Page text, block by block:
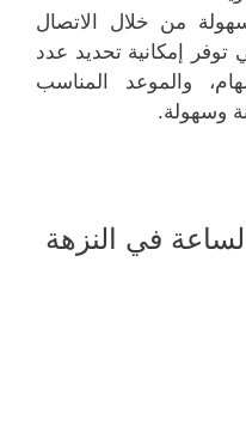
من خلال الاتصال
توفر إمكانية تحديد عدد
والموعد المناسب
وسهولة.
في النزهة